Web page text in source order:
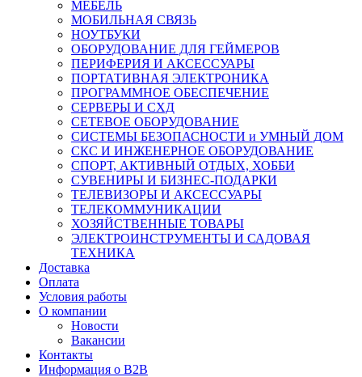
МЕБЕЛЬ
МОБИЛЬНАЯ СВЯЗЬ
НОУТБУКИ
ОБОРУДОВАНИЕ ДЛЯ ГЕЙМЕРОВ
ПЕРИФЕРИЯ И АКСЕССУАРЫ
ПОРТАТИВНАЯ ЭЛЕКТРОНИКА
ПРОГРАММНОЕ ОБЕСПЕЧЕНИЕ
СЕРВЕРЫ И СХД
СЕТЕВОЕ ОБОРУДОВАНИЕ
СИСТЕМЫ БЕЗОПАСНОСТИ и УМНЫЙ ДОМ
СКС И ИНЖЕНЕРНОЕ ОБОРУДОВАНИЕ
СПОРТ, АКТИВНЫЙ ОТДЫХ, ХОББИ
СУВЕНИРЫ И БИЗНЕС-ПОДАРКИ
ТЕЛЕВИЗОРЫ И АКСЕССУАРЫ
ТЕЛЕКОММУНИКАЦИИ
ХОЗЯЙСТВЕННЫЕ ТОВАРЫ
ЭЛЕКТРОИНСТРУМЕНТЫ И САДОВАЯ
ТЕХНИКА
Доставка
Оплата
Условия работы
О компании
Новости
Вакансии
Контакты
Информация о B2B